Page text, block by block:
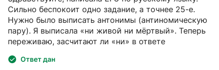
Сильно беспокоит одно задание, а точнее 25-е.
Нужно было выписать антонимы (антиномическую
пару). Я выписала «ни живой ни мёртвый». Теперь
переживаю, засчитают ли «ни» в ответе
Ответ дан